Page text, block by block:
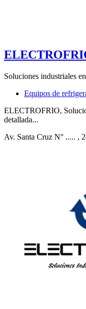
Soluciones industriales
Equipos de
ELECTROFRIO,
detallada...
Av. Santa Cruz N° ..... ,